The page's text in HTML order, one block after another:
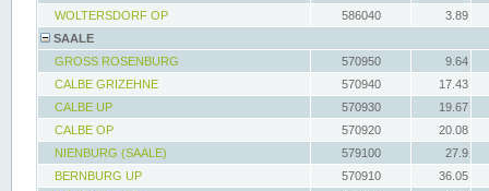
WOLTERSDORF OP
586040
3.89
SAALE
GROSS ROSENBURG
570950
9.64
CALBE GRIZEHNE
570940
17.43
CALBE UP
570930
19.67
CALBE OP
570920
20.08
NIENBURG (SAALE)
579100
27.9
BERNBURG UP
570910
36.05